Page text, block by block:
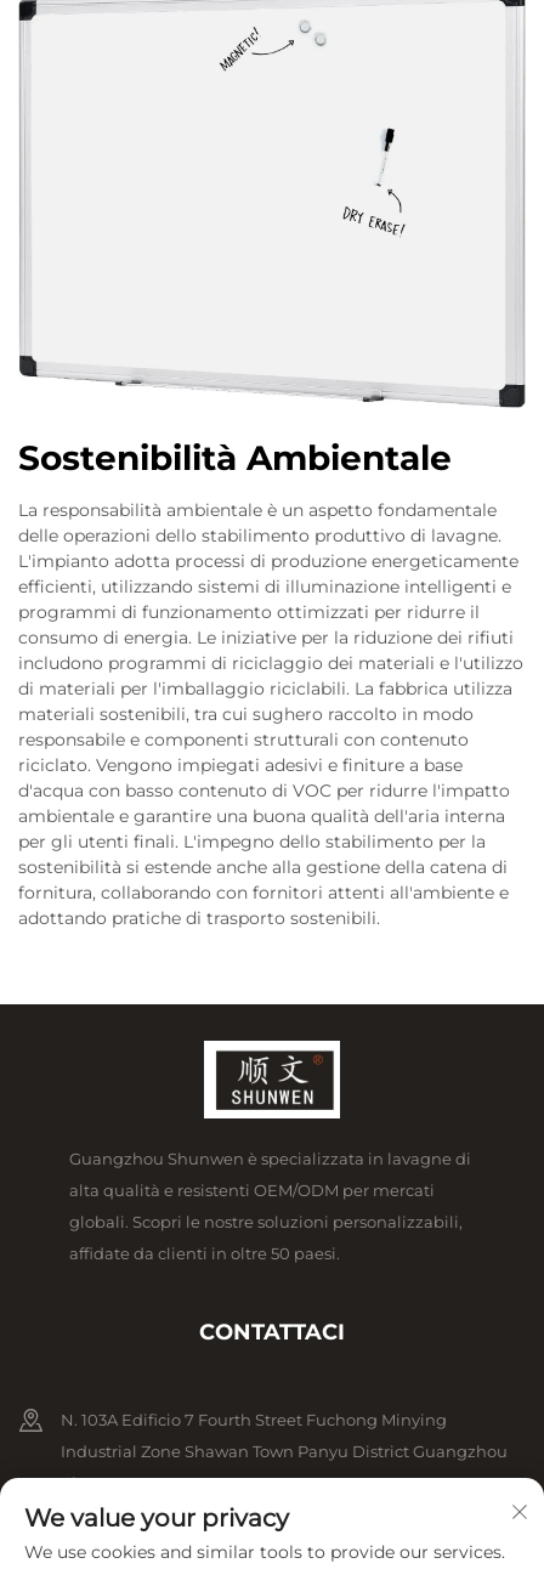
Sostenibilità Ambientale
La responsabilità ambientale è un aspetto fondamentale
delle operazioni dello stabilimento produttivo di lavagne.
L'impianto adotta processi di produzione energeticamente
efficienti, utilizzando sistemi di illuminazione intelligenti e
programmi di funzionamento ottimizzati per ridurre il
consumo di energia. Le iniziative per la riduzione dei rifiuti
includono programmi di riciclaggio dei materiali e l'utilizzo
di materiali per l'imballaggio riciclabili. La fabbrica utilizza
materiali sostenibili, tra cui sughero raccolto in modo
responsabile e componenti strutturali con contenuto
riciclato. Vengono impiegati adesivi e finiture a base
d'acqua con basso contenuto di VOC per ridurre l'impatto
ambientale e garantire una buona qualità dell'aria interna
per gli utenti finali. L'impegno dello stabilimento per la
sostenibilità si estende anche alla gestione della catena di
fornitura, collaborando con fornitori attenti all'ambiente e
adottando pratiche di trasporto sostenibili.
Guangzhou Shunwen è specializzata in lavagne di
alta qualità e resistenti OEM/ODM per mercati
globali. Scopri le nostre soluzioni personalizzabili,
affidate da clienti in oltre 50 paesi.
CONTATTACI
N. 103A Edificio 7 Fourth Street Fuchong Minying
Industrial Zone Shawan Town Panyu District Guangzhou
Cina
+86-13825079825
We value your privacy
We use cookies and similar tools to provide our services.